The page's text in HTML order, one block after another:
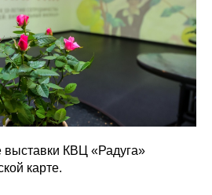
КВЦ «Радуга»
карте.